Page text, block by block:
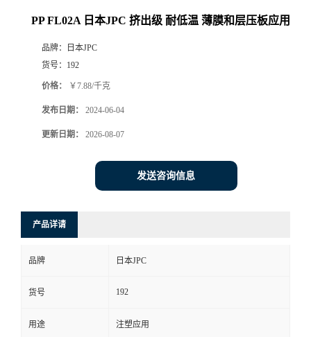
PP FL02A 日本JPC 挤出级 耐低温 薄膜和层压板应用
品牌：
日本JPC
货号： 192
价格： ￥7.88/千克
发布日期： 2024-06-04
更新日期： 2026-08-07
发送咨询信息
产品详请
品牌 日本JPC
货号 192
用途 注塑应用